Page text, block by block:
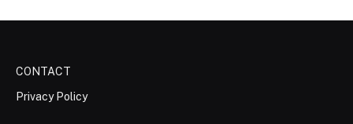
CONTACT
Privacy Policy